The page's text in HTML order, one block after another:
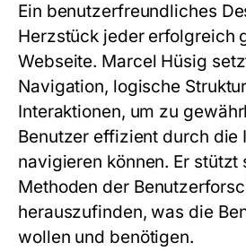
Ein benutzerfreundliches
Herzstück jeder erfolgreich
Webseite. Marcel Hüsig
Navigation, logische
Interaktionen, um zu
Benutzer effizient durch die
navigieren können. Er stützt
Methoden der
herauszufinden, was die
wollen und benötigen.